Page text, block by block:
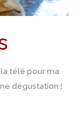
la télé pour ma
dégustation !